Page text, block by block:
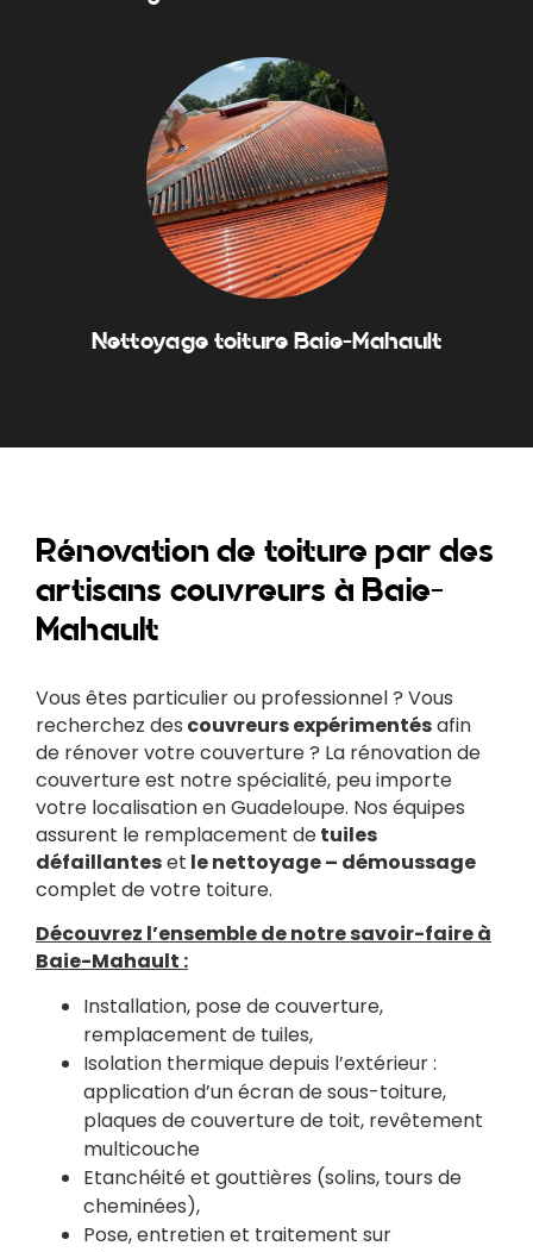
Nettoyage toiture Baie-Mahault
Rénovation de toiture par des
artisans couvreurs à Baie-
Mahault
Vous êtes particulier ou professionnel ? Vous
recherchez des couvreurs expérimentésafin
de rénover votre couverture ? La rénovation de
couverture est notre spécialité, peu importe
votre localisation en Guadeloupe. Nos équipes
assurent le remplacement detuiles
défaillanteset le nettoyage – démoussage
complet de votre toiture.
Découvrez l’ensemble de notre savoir-faire à
Baie-Mahault :
Installation, pose de couverture,
remplacement de tuiles,
Isolation thermique depuis l’extérieur :
application d’un écran de sous-toiture,
plaques de couverture de toit, revêtement
multicouche
Etanchéité et gouttières (solins, tours de
cheminées),
Pose, entretien et traitement sur